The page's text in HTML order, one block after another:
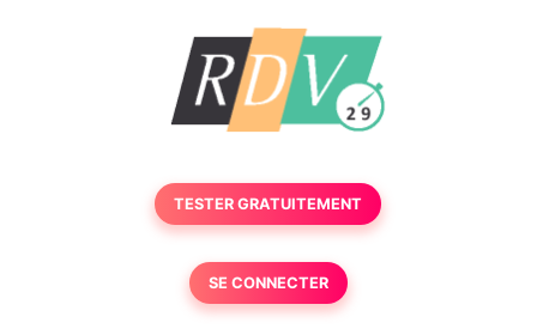
TESTER GRATUITEMENT
SE CONNECTER